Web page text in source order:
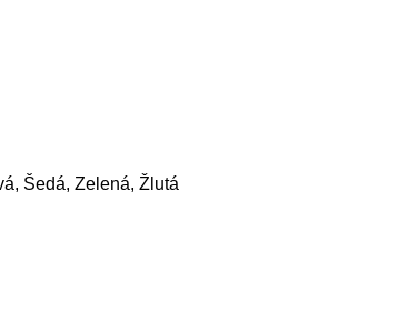
Šedá, Zelená, Žlutá